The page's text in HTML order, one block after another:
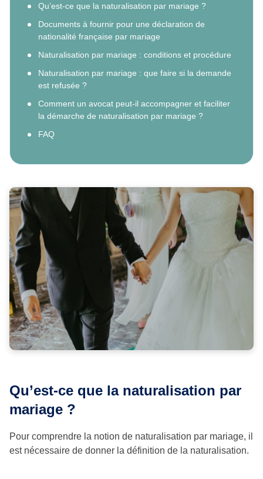
Qu’est-ce que la naturalisation par mariage ?
Documents à fournir pour une déclaration de
nationalité française par mariage
Naturalisation par mariage : conditions et procédure
Naturalisation par mariage : que faire si la demande
est refusée ?
Comment un avocat peut-il accompagner et faciliter
la démarche de naturalisation par mariage ?
FAQ
Qu’est-ce que la naturalisation par
mariage ?
Pour comprendre la notion de naturalisation par mariage, il
est nécessaire de donner la définition de la naturalisation.